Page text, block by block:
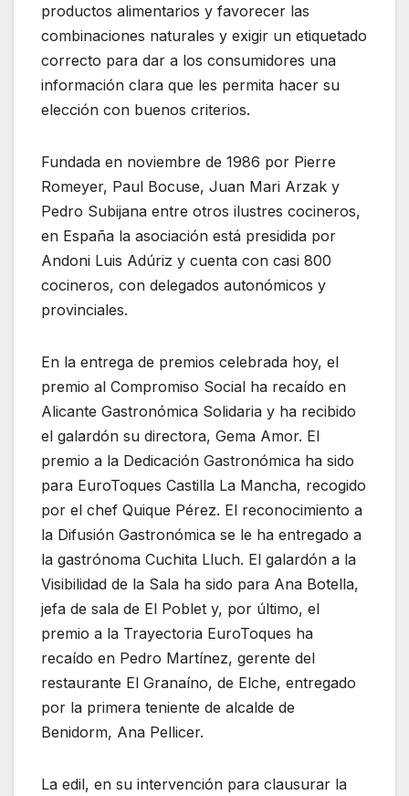
productos alimentarios y favorecer las
combinaciones naturales y exigir un etiquetado
correcto para dar a los consumidores una
información clara que les permita hacer su
elección con buenos criterios.
Fundada en noviembre de 1986 por Pierre
Romeyer, Paul Bocuse, Juan Mari Arzak y
Pedro Subijana entre otros ilustres cocineros,
en España la asociación está presidida por
Andoni Luis Adúriz y cuenta con casi 800
cocineros, con delegados autonómicos y
provinciales.
En la entrega de premios celebrada hoy, el
premio al Compromiso Social ha recaído en
Alicante Gastronómica Solidaria y ha recibido
el galardón su directora, Gema Amor. El
premio a la Dedicación Gastronómica ha sido
para EuroToques Castilla La Mancha, recogido
por el chef Quique Pérez. El reconocimiento a
la Difusión Gastronómica se le ha entregado a
la gastrónoma Cuchita Lluch. El galardón a la
Visibilidad de la Sala ha sido para Ana Botella,
jefa de sala de El Poblet y, por último, el
premio a la Trayectoria EuroToques ha
recaído en Pedro Martínez, gerente del
restaurante El Granaíno, de Elche, entregado
por la primera teniente de alcalde de
Benidorm, Ana Pellicer.
La edil, en su intervención para clausurar la